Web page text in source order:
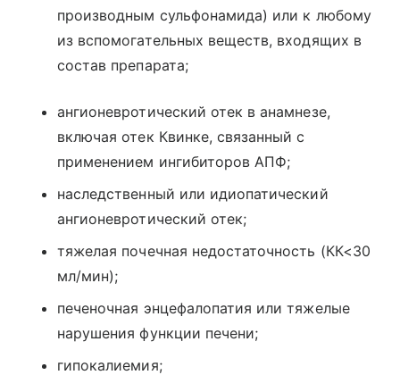
производным сульфонамида) или к любому
из вспомогательных веществ, входящих в
состав препарата;
ангионевротический отек в анамнезе,
включая отек Квинке, связанный с
применением ингибиторов АПФ;
наследственный или идиопатический
ангионевротический отек;
тяжелая почечная недостаточность (КК<30
мл/мин);
печеночная энцефалопатия или тяжелые
нарушения функции печени;
гипокалиемия;